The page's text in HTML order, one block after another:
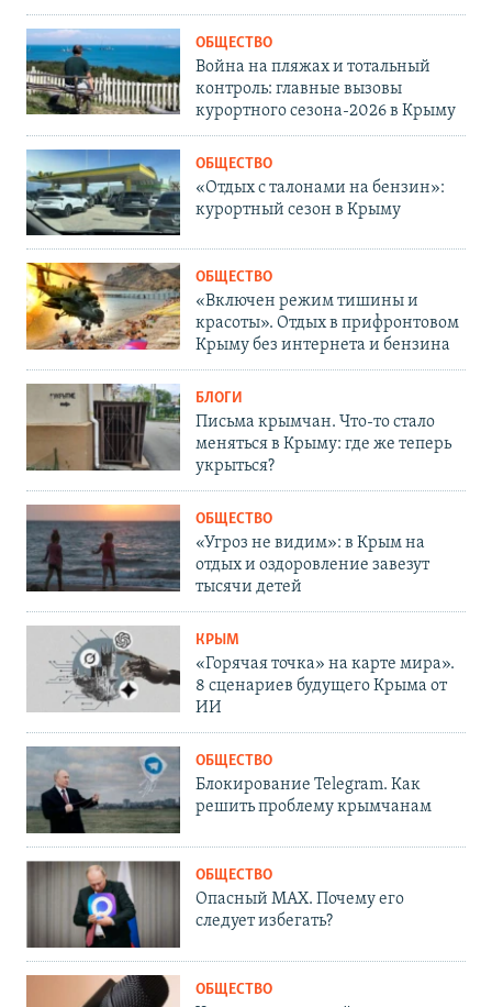
ОБЩЕСТВО
Война на пляжах и тотальный
контроль: главные вызовы
курортного сезона-2026 в Крыму
ОБЩЕСТВО
«Отдых с талонами на бензин»:
курортный сезон в Крыму
ОБЩЕСТВО
«Включен режим тишины и
красоты». Отдых в прифронтовом
Крыму без интернета и бензина
БЛОГИ
Письма крымчан. Что-то стало
меняться в Крыму: где же теперь
укрыться?
ОБЩЕСТВО
«Угроз не видим»: в Крым на
отдых и оздоровление завезут
тысячи детей
КРЫМ
«Горячая точка» на карте мира».
8 сценариев будущего Крыма от
ИИ
ОБЩЕСТВО
Блокирование Telegram. Как
решить проблему крымчанам
ОБЩЕСТВО
Опасный MAX. Почему его
следует избегать?
ОБЩЕСТВО